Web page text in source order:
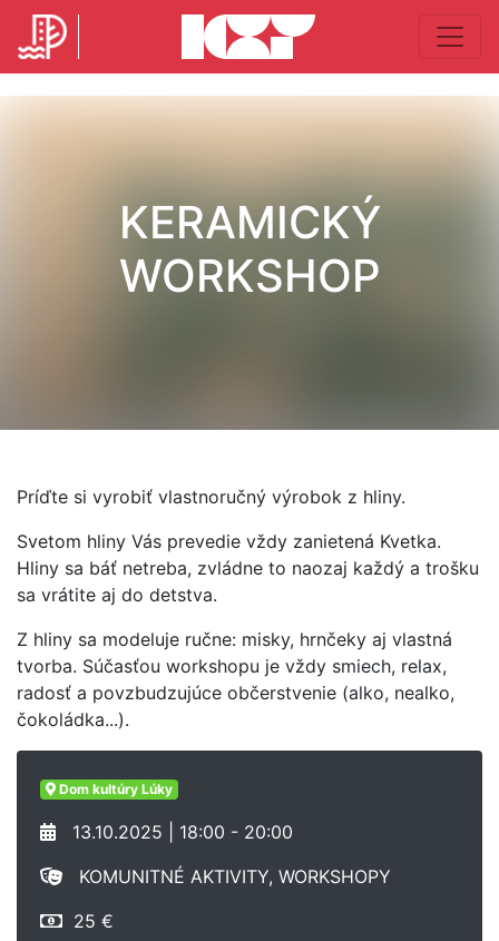
KERAMICKÝ
WORKSHOP
Príďte si vyrobiť vlastnoručný výrobok z hliny.
Svetom hliny Vás prevedie vždy zanietená Kvetka.
Hliny sa báť netreba, zvládne to naozaj každý a trošku
sa vrátite aj do detstva.
Z hliny sa modeluje ručne: misky, hrnčeky aj vlastná
tvorba. Súčasťou workshopu je vždy smiech, relax,
radosť a povzbudzujúce občerstvenie (alko, nealko,
čokoládka...).
Dom kultúry Lúky
13.10.2025 | 18:00 - 20:00
KOMUNITNÉ AKTIVITY, WORKSHOPY
25 €